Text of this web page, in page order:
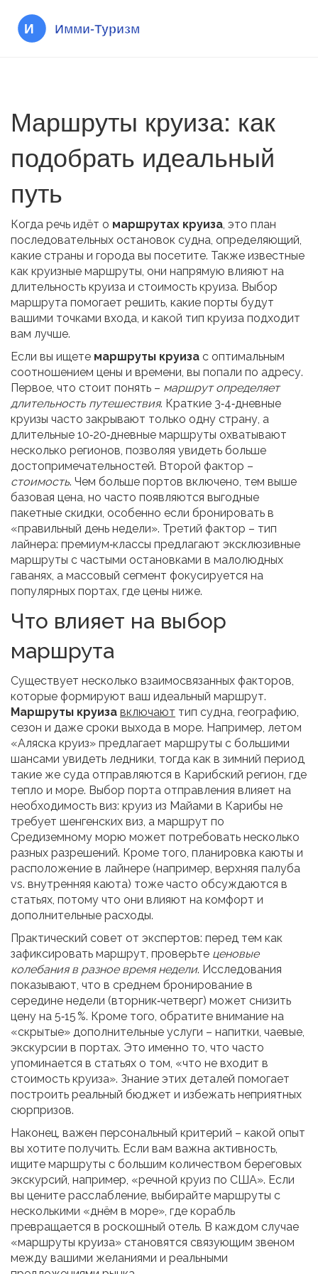
Маршруты круиза: как
подобрать идеальный
путь
Когда речь идёт о маршрутах круиза, это план
последовательных остановок судна, определяющий,
какие страны и города вы посетите. Также известные
как круизные маршруты, они напрямую влияют на
длительность круиза и стоимость круиза. Выбор
маршрута помогает решить, какие порты будут
вашими точками входа, и какой тип круиза подходит
вам лучше.
Если вы ищете маршруты круиза с оптимальным
соотношением цены и времени, вы попали по адресу.
Первое, что стоит понять – маршрут определяет
длительность путешествия. Краткие 3‑4‑дневные
круизы часто закрывают только одну страну, а
длительные 10‑20‑дневные маршруты охватывают
несколько регионов, позволяя увидеть больше
достопримечательностей. Второй фактор –
стоимость. Чем больше портов включено, тем выше
базовая цена, но часто появляются выгодные
пакетные скидки, особенно если бронировать в
«правильный день недели». Третий фактор – тип
лайнера: премиум‑классы предлагают эксклюзивные
маршруты с частыми остановками в малолюдных
гаванях, а массовый сегмент фокусируется на
популярных портах, где цены ниже.
Что влияет на выбор
маршрута
Существует несколько взаимосвязанных факторов,
которые формируют ваш идеальный маршрут.
Маршруты круиза включают тип судна, географию,
сезон и даже сроки выхода в море. Например, летом
«Аляска круиз» предлагает маршруты с большими
шансами увидеть ледники, тогда как в зимний период
такие же суда отправляются в Карибский регион, где
тепло и море. Выбор порта отправления влияет на
необходимость виз: круиз из Майами в Карибы не
требует шенгенских виз, а маршрут по
Средиземному морю может потребовать несколько
разных разрешений. Кроме того, планировка каюты и
расположение в лайнере (например, верхняя палуба
vs. внутренняя каюта) тоже часто обсуждаются в
статьях, потому что они влияют на комфорт и
дополнительные расходы.
Практический совет от экспертов: перед тем как
зафиксировать маршрут, проверьте ценовые
колебания в разное время недели. Исследования
показывают, что в среднем бронирование в
середине недели (вторник‑четверг) может снизить
цену на 5‑15 %. Кроме того, обратите внимание на
«скрытые» дополнительные услуги – напитки, чаевые,
экскурсии в портах. Это именно то, что часто
упоминается в статьях о том, «что не входит в
стоимость круиза». Знание этих деталей помогает
построить реальный бюджет и избежать неприятных
сюрпризов.
Наконец, важен персональный критерий – какой опыт
вы хотите получить. Если вам важна активность,
ищите маршруты с большим количеством береговых
экскурсий, например, «речной круиз по США». Если
вы цените расслабление, выбирайте маршруты с
несколькими «днём в море», где корабль
превращается в роскошный отель. В каждом случае
«маршруты круиза» становятся связующим звеном
между вашими желаниями и реальными